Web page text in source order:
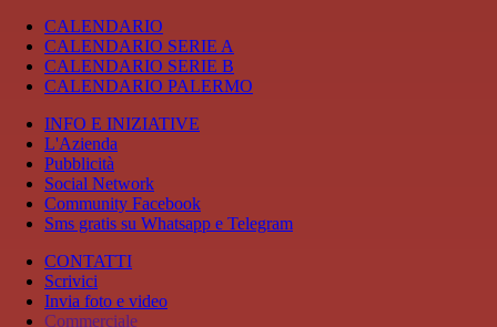
CALENDARIO
CALENDARIO SERIE A
CALENDARIO SERIE B
CALENDARIO PALERMO
INFO E INIZIATIVE
L'Azienda
Pubblicità
Social Network
Community Facebook
Sms gratis su Whatsapp e Telegram
CONTATTI
Scrivici
Invia foto e video
Commerciale